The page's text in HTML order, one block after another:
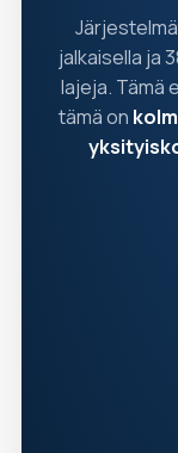
jalkaisella ja
lajeja. Tämä
tämä on